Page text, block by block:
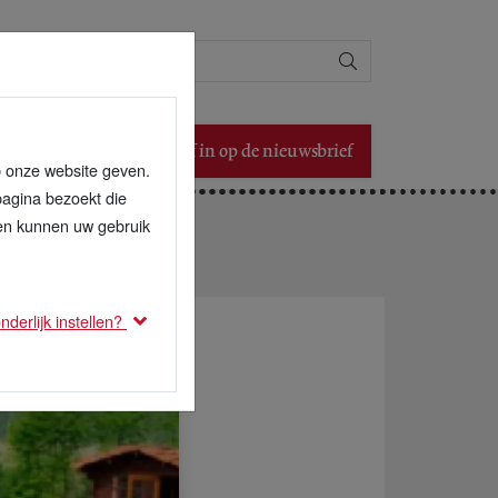
Schrijf in op de nieuwsbrief
website geven.
bezoekt die
kunnen uw gebruik
instellen?